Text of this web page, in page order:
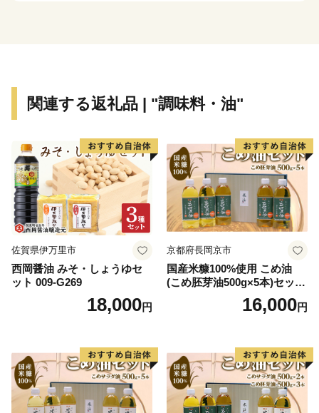
関連する返礼品 | "調味料・油"
佐賀県伊万里市
西岡醤油 みそ・しょうゆセ
ット 009-G269
18,000円
京都府長岡京市
国産米糠100%使用 こめ油
(こめ胚芽油500g×5本)セット
16,000円